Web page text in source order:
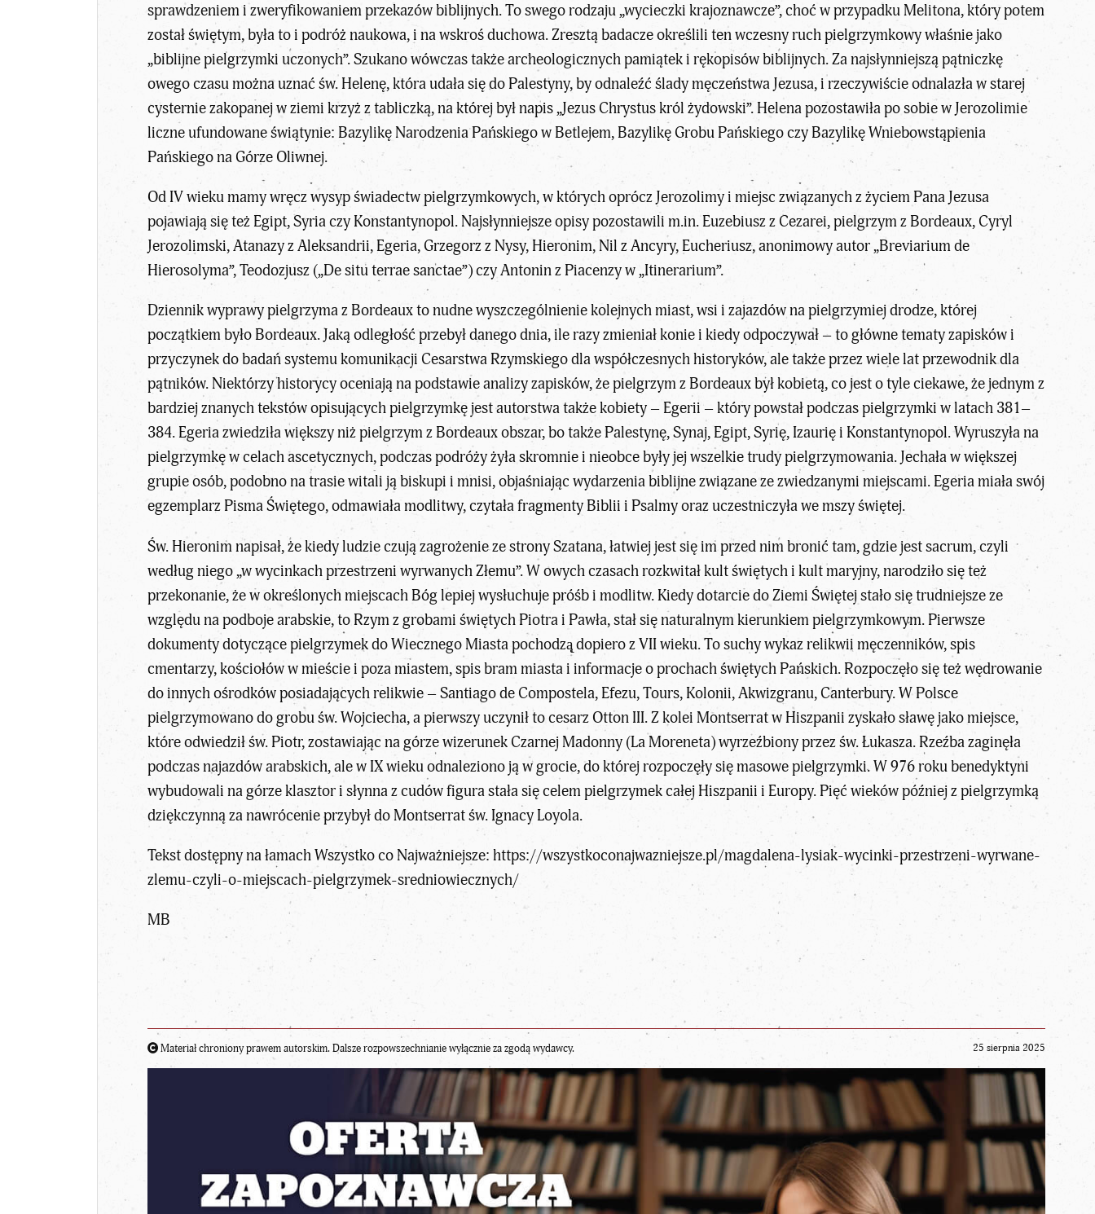
sprawdzeniem i zweryfikowaniem przekazów biblijnych. To swego rodzaju „wycieczki krajoznawcze”, choć w przypadku Melitona, który potem
został świętym, była to i podróż naukowa, i na wskroś duchowa. Zresztą badacze określili ten wczesny ruch pielgrzymkowy właśnie jako
„biblijne pielgrzymki uczonych”. Szukano wówczas także archeologicznych pamiątek i rękopisów biblijnych. Za najsłynniejszą pątniczkę
owego czasu można uznać św. Helenę, która udała się do Palestyny, by odnaleźć ślady męczeństwa Jezusa, i rzeczywiście odnalazła w starej
cysternie zakopanej w ziemi krzyż z tabliczką, na której był napis „Jezus Chrystus król żydowski”. Helena pozostawiła po sobie w Jerozolimie
liczne ufundowane świątynie: Bazylikę Narodzenia Pańskiego w Betlejem, Bazylikę Grobu Pańskiego czy Bazylikę Wniebowstąpienia
Pańskiego na Górze Oliwnej.
Od IV wieku mamy wręcz wysyp świadectw pielgrzymkowych, w których oprócz Jerozolimy i miejsc związanych z życiem Pana Jezusa
pojawiają się też Egipt, Syria czy Konstantynopol. Najsłynniejsze opisy pozostawili m.in. Euzebiusz z Cezarei, pielgrzym z Bordeaux, Cyryl
Jerozolimski, Atanazy z Aleksandrii, Egeria, Grzegorz z Nysy, Hieronim, Nil z Ancyry, Eucheriusz, anonimowy autor „Breviarium de
Hierosolyma”, Teodozjusz („De situ terrae sanctae”) czy Antonin z Piacenzy w „Itinerarium”.
Dziennik wyprawy pielgrzyma z Bordeaux to nudne wyszczególnienie kolejnych miast, wsi i zajazdów na pielgrzymiej drodze, której
początkiem było Bordeaux. Jaką odległość przebył danego dnia, ile razy zmieniał konie i kiedy odpoczywał – to główne tematy zapisków i
przyczynek do badań systemu komunikacji Cesarstwa Rzymskiego dla współczesnych historyków, ale także przez wiele lat przewodnik dla
pątników. Niektórzy historycy oceniają na podstawie analizy zapisków, że pielgrzym z Bordeaux był kobietą, co jest o tyle ciekawe, że jednym z
bardziej znanych tekstów opisujących pielgrzymkę jest autorstwa także kobiety – Egerii – który powstał podczas pielgrzymki w latach 381–
384. Egeria zwiedziła większy niż pielgrzym z Bordeaux obszar, bo także Palestynę, Synaj, Egipt, Syrię, Izaurię i Konstantynopol. Wyruszyła na
pielgrzymkę w celach ascetycznych, podczas podróży żyła skromnie i nieobce były jej wszelkie trudy pielgrzymowania. Jechała w większej
grupie osób, podobno na trasie witali ją biskupi i mnisi, objaśniając wydarzenia biblijne związane ze zwiedzanymi miejscami. Egeria miała swój
egzemplarz Pisma Świętego, odmawiała modlitwy, czytała fragmenty Biblii i Psalmy oraz uczestniczyła we mszy świętej.
Św. Hieronim napisał, że kiedy ludzie czują zagrożenie ze strony Szatana, łatwiej jest się im przed nim bronić tam, gdzie jest sacrum, czyli
według niego „w wycinkach przestrzeni wyrwanych Złemu”. W owych czasach rozkwitał kult świętych i kult maryjny, narodziło się też
przekonanie, że w określonych miejscach Bóg lepiej wysłuchuje próśb i modlitw. Kiedy dotarcie do Ziemi Świętej stało się trudniejsze ze
względu na podboje arabskie, to Rzym z grobami świętych Piotra i Pawła, stał się naturalnym kierunkiem pielgrzymkowym. Pierwsze
dokumenty dotyczące pielgrzymek do Wiecznego Miasta pochodzą̨ dopiero z VII wieku. To suchy wykaz relikwii męczenników, spis
cmentarzy, kościołów w mieście i poza miastem, spis bram miasta i informacje o prochach świętych Pańskich. Rozpoczęło się też wędrowanie
do innych ośrodków posiadających relikwie – Santiago de Compostela, Efezu, Tours, Kolonii, Akwizgranu, Canterbury. W Polsce
pielgrzymowano do grobu św. Wojciecha, a pierwszy uczynił to cesarz Otton III. Z kolei Montserrat w Hiszpanii zyskało sławę jako miejsce,
które odwiedził św. Piotr, zostawiając na górze wizerunek Czarnej Madonny (La Moreneta) wyrzeźbiony przez św. Łukasza. Rzeźba zaginęła
podczas najazdów arabskich, ale w IX wieku odnaleziono ją w grocie, do której rozpoczęły się masowe pielgrzymki. W 976 roku benedyktyni
wybudowali na górze klasztor i słynna z cudów figura stała się celem pielgrzymek całej Hiszpanii i Europy. Pięć wieków później z pielgrzymką
dziękczynną za nawrócenie przybył do Montserrat św. Ignacy Loyola.
Tekst dostępny na łamach Wszystko co Najważniejsze:https://wszystkoconajwazniejsze.pl/magdalena-lysiak-wycinki-przestrzeni-wyrwane-
zlemu-czyli-o-miejscach-pielgrzymek-sredniowiecznych/
MB
Materiał chroniony prawem autorskim. Dalsze rozpowszechnianie wyłącznie za zgodą wydawcy. 25 sierpnia 2025